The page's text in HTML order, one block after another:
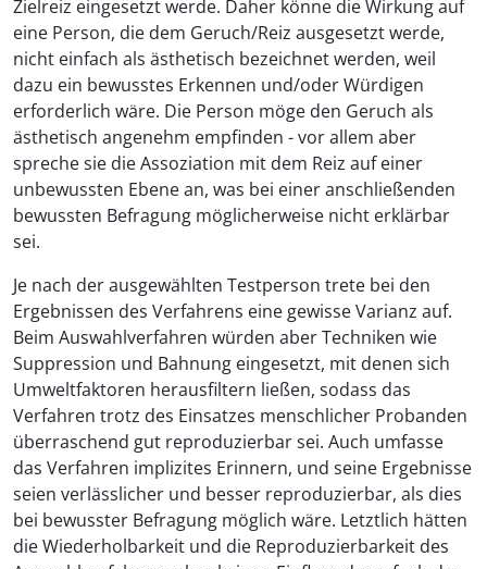
Zielreiz eingesetzt werde. Daher könne die Wirkung auf
eine Person, die dem Geruch/Reiz ausgesetzt werde,
nicht einfach als ästhetisch bezeichnet werden, weil
dazu ein bewusstes Erkennen und/oder Würdigen
erforderlich wäre. Die Person möge den Geruch als
ästhetisch angenehm empfinden - vor allem aber
spreche sie die Assoziation mit dem Reiz auf einer
unbewussten Ebene an, was bei einer anschließenden
bewussten Befragung möglicherweise nicht erklärbar
sei.
Je nach der ausgewählten Testperson trete bei den
Ergebnissen des Verfahrens eine gewisse Varianz auf.
Beim Auswahlverfahren würden aber Techniken wie
Suppression und Bahnung eingesetzt, mit denen sich
Umweltfaktoren herausfiltern ließen, sodass das
Verfahren trotz des Einsatzes menschlicher Probanden
überraschend gut reproduzierbar sei. Auch umfasse
das Verfahren implizites Erinnern, und seine Ergebnisse
seien verlässlicher und besser reproduzierbar, als dies
bei bewusster Befragung möglich wäre. Letztlich hätten
die Wiederholbarkeit und die Reproduzierbarkeit des